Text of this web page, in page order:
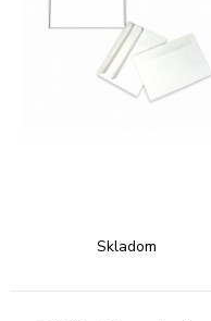
Skladom